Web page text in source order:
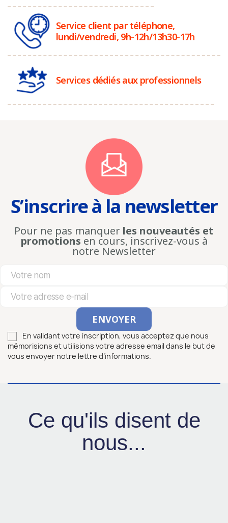
Service client par téléphone,
lundi/vendredi, 9h-12h/13h30-17h
Services dédiés aux professionnels
S’inscrire à la newsletter
Pour ne pas manquer les nouveautés et
promotions en cours, inscrivez-vous à
notre Newsletter
En validant votre inscription, vous acceptez que nous
mémorisions et utilisions votre adresse email dans le but de
vous envoyer notre lettre d’informations.
Ce qu'ils disent de
nous...